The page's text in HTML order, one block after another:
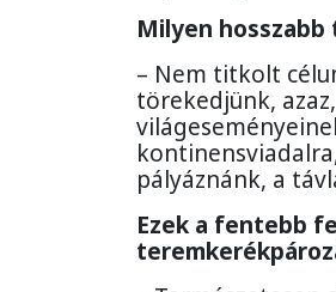
Milyen
– Nem titkolt
törekedjünk,
pályáznánk, a
Ezek a fentebb